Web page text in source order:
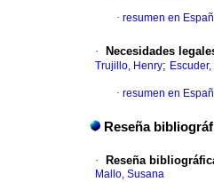
· resumen en
· Necesidades
Trujillo, Henry;
· resumen en
Reseña
· Reseña
Mallo, Susana